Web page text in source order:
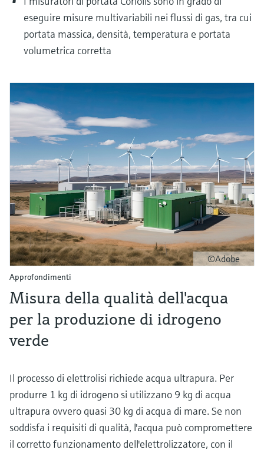
eseguire misure multivariabili nei flussi di gas, tra cui
portata massica, densità, temperatura e portata
volumetrica corretta
©Adobe
Approfondimenti
Misura della qualità dell'acqua
per la produzione di idrogeno
verde
Il processo di elettrolisi richiede acqua ultrapura. Per
produrre 1 kg di idrogeno si utilizzano 9 kg di acqua
ultrapura ovvero quasi 30 kg di acqua di mare. Se non
soddisfa i requisiti di qualità, l'acqua può compromettere
il corretto funzionamento dell'elettrolizzatore, con il